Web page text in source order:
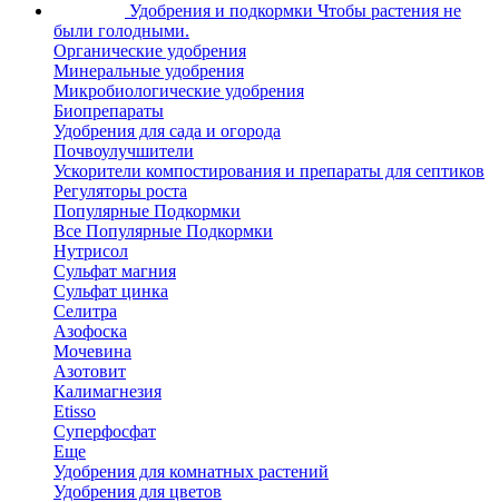
Удобрения и подкормки Чтобы растения не
были голодными.
Органические удобрения
Минеральные удобрения
Микробиологические удобрения
Биопрепараты
Удобрения для сада и огорода
Почвоулучшители
Ускорители компостирования и препараты для септиков
Регуляторы роста
Популярные Подкормки
Все Популярные Подкормки
Нутрисол
Сульфат магния
Сульфат цинка
Селитра
Азофоска
Мочевина
Азотовит
Калимагнезия
Etisso
Суперфосфат
Еще
Удобрения для комнатных растений
Удобрения для цветов